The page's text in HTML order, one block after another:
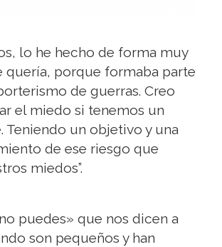
lo he hecho de forma muy
quería, porque formaba parte
de guerras. Creo
el miedo si tenemos un
un objetivo y una
de ese riesgo que
miedos”.
puedes» que nos dicen a
son pequeños y han